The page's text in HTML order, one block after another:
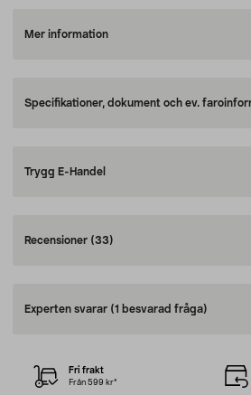
Mer information
Specifikationer, dokument och ev.
Trygg E-Handel
Recensioner (33)
Experten svarar (1 besvarad fråga)
Fri frakt
Från 599 kr*